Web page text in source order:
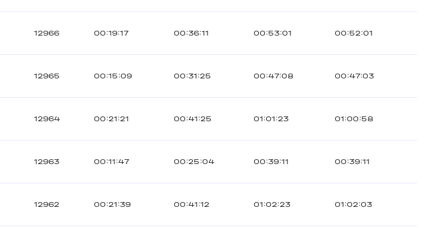
12966 00:19:17 00:36:11 00:53:01 00:52:01
12965 00:15:09 00:31:25 00:47:08 00:47:03
12964 00:21:21 00:41:25 01:01:23 01:00:58
12963 00:11:47 00:25:04 00:39:11 00:39:11
12962 00:21:39 00:41:12 01:02:23 01:02:03